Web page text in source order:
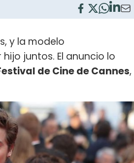
y la modelo
juntos. El anuncio lo
de Cine de Cannes,